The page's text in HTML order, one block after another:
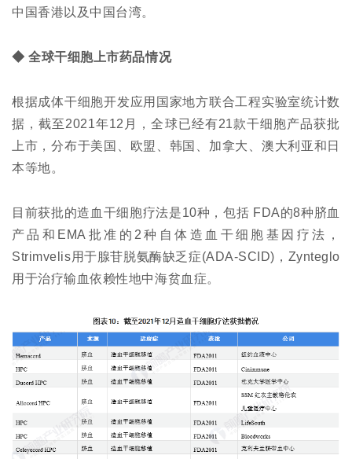
临
转
会
展
活
关
于
中国香港以及中国台湾。
◆ 全球干细胞上市药品情况
根据成体干细胞开发应用国家地方联合工程实验室统计数
据，截至2021年12月，全球已经有21款干细胞产品获批
上市，分布于美国、欧盟、韩国、加拿大、澳大利亚和日
本等地。
目前获批的造血干细胞疗法是10种，包括 FDA的8种脐血
产品和EMA批准的2种自体造血干细胞基因疗法，
Strimvelis用于腺苷脱氨酶缺乏症(ADA-SCID)，Zynteglo
用于治疗输血依赖性地中海贫血症。